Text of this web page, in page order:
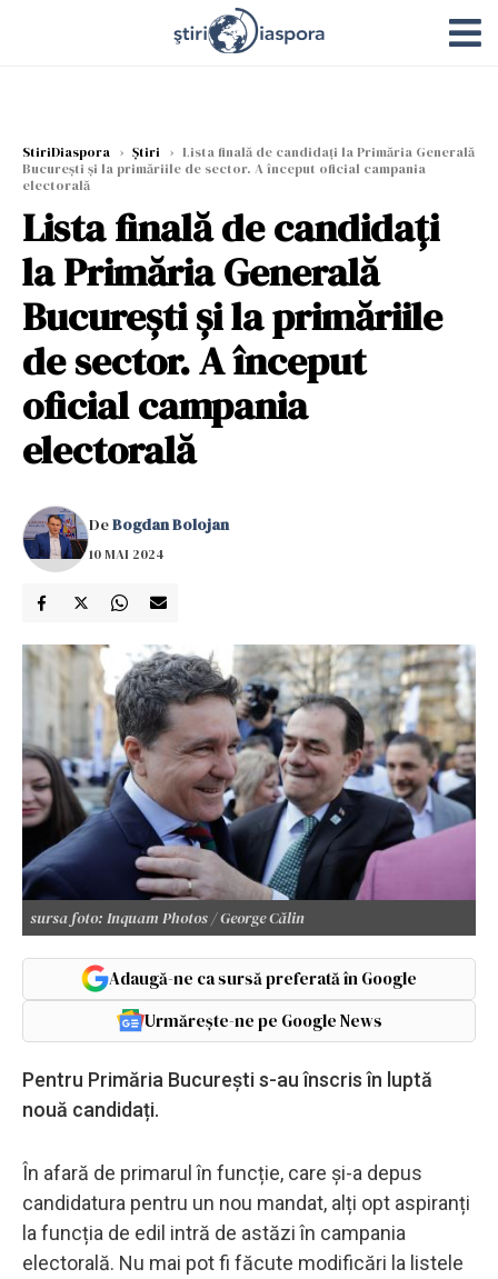
StiriDiaspora › Știri › Lista finală de candidați la Primăria Generală
București și la primăriile de sector. A început oficial campania
electorală
Lista finală de candidați
la Primăria Generală
București și la primăriile
de sector. A început
oficial campania
electorală
DeBogdan Bolojan
10 MAI 2024
sursa foto: Inquam Photos / George Călin
Adaugă-ne ca sursă preferată în Google
Urmărește-ne pe Google News
Pentru Primăria București s-au înscris în luptă
nouă candidați.
În afară de primarul în funcție, care și-a depus
candidatura pentru un nou mandat, alți opt aspiranți
la funcția de edil intră de astăzi în campania
electorală. Nu mai pot fi făcute modificări la listele